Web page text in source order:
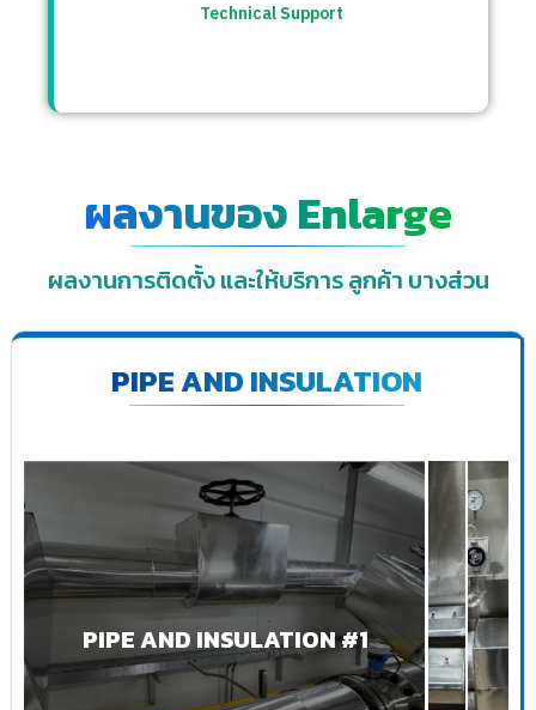
Technical Support
ผลงานของ Enlarge
ผลงานการติดตั้ง และให้บริการ ลูกค้า บางส่วน
PIPE AND INSULATION
PIPE AND INSULATION #1